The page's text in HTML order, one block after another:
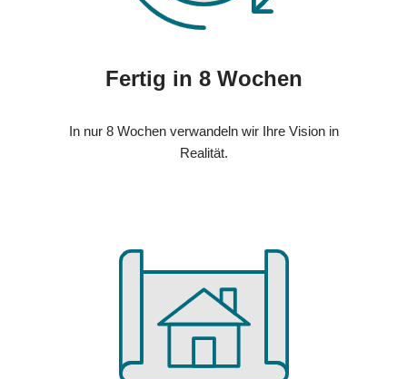
Fertig in 8 Wochen
In nur 8 Wochen verwandeln wir Ihre Vision in
Realität.